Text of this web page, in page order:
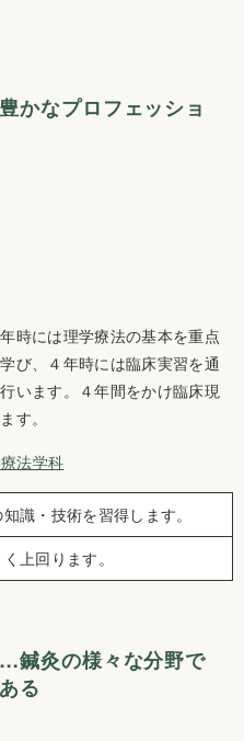
かなプロフェッショ
時には理学療法の基本を重点
び、４年時には臨床実習を通
います。４年間をかけ臨床現
す。
法学科
識・技術を習得します。
上回ります。
鍼灸の様々な分野で
る